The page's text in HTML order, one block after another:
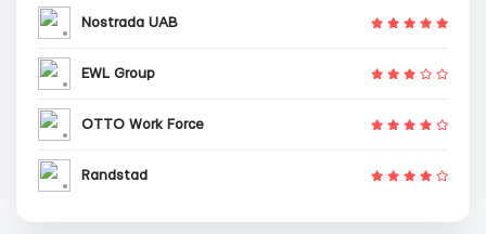
Nostrada UAB
EWL Group
OTTO Work Force
Randstad